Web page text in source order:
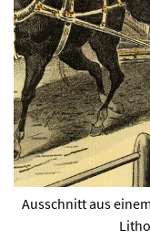
Ausschnitt aus